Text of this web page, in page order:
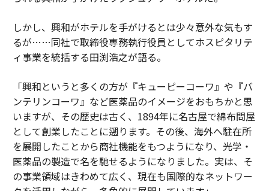
しかし、興和がホテルを手がけるとは少々意外な気もす
るが……同社で取締役専務執行役員としてホスピタリテ
ィ事業を統括する田渕浩之が語る。
「興和というと多くの方が『キューピーコーワ』や『バ
ンテリンコーワ』など医薬品のイメージをおもちかと思
いますが、その歴史は古く、1894年に名古屋で綿布問屋
として創業したことに遡ります。その後、海外へ駐在所
を展開したことから商社機能をもつようになり、光学・
医薬品の製造で名を馳せるようになりました。実は、そ
の事業領域はきわめて広く、現在も国際的なネットワー